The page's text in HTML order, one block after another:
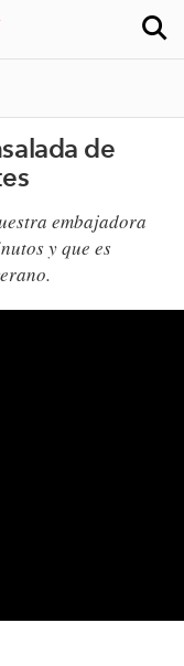
de
embajadora
y que es